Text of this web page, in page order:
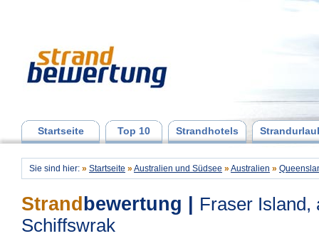
Startseite Top 10 Strandhotels
Sie sind hier: » Startseite » Australien und Südsee » Australien »
Strand bewertung
Fraser Island,
Schiffswrak